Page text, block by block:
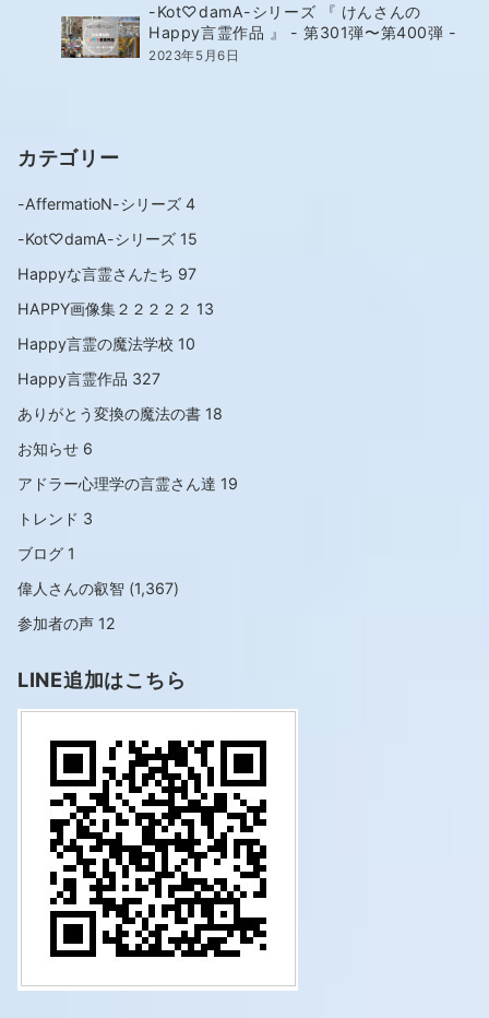
-Kot♡damA-シリーズ 『 けんさんの
Happy言霊作品 』 - 第301弾〜第400弾 -
2023年5月6日
カテゴリー
-AffermatioN-シリーズ 4
-Kot♡damA-シリーズ 15
Happyな言霊さんたち 97
HAPPY画像集２２２２２ 13
Happy言霊の魔法学校 10
Happy言霊作品 327
ありがとう変換の魔法の書 18
お知らせ 6
アドラー心理学の言霊さん達 19
トレンド 3
ブログ 1
偉人さんの叡智 (1,367)
参加者の声 12
LINE追加はこちら